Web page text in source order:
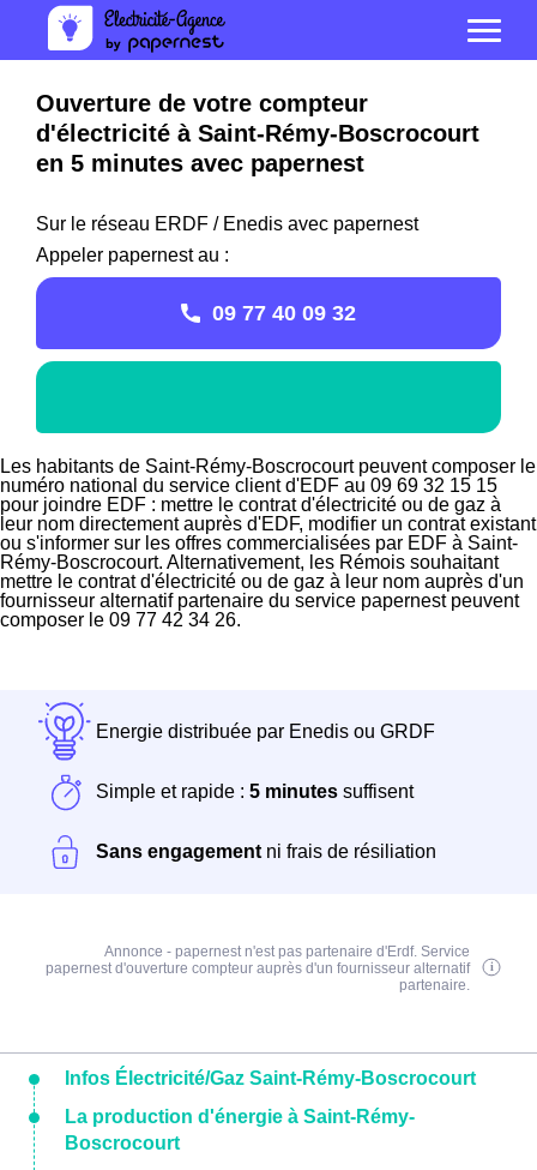
Ouverture de votre compteur
d'électricité à Saint-Rémy-Boscrocourt
en 5 minutes avec papernest
Sur le réseau ERDF / Enedis avec papernest
Appeler papernest au :
09 77 40 09 32
Les habitants de Saint-Rémy-Boscrocourt peuvent composer le
numéro national du service client d'EDF au 09 69 32 15 15
pour joindre EDF : mettre le contrat d'électricité ou de gaz à
leur nom directement auprès d'EDF, modifier un contrat existant
ou s'informer sur les offres commercialisées par EDF à Saint-
Rémy-Boscrocourt. Alternativement, les Rémois souhaitant
mettre le contrat d'électricité ou de gaz à leur nom auprès d'un
fournisseur alternatif partenaire du service papernest peuvent
composer le 09 77 42 34 26.
Energie distribuée par Enedis ou GRDF
Simple et rapide : 5 minutes suffisent
Sans engagement ni frais de résiliation
Annonce - papernest n'est pas partenaire d'Erdf. Service
papernest d'ouverture compteur auprès d'un fournisseur alternatif
partenaire.
Infos Électricité/Gaz Saint-Rémy-Boscrocourt
La production d'énergie à Saint-Rémy-
Boscrocourt